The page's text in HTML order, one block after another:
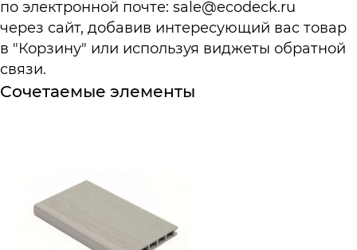
по электронной почте: sale@ecodeck.ru
через сайт, добавив интересующий вас товар
в "Корзину" или используя виджеты обратной
связи.
Сочетаемые элементы